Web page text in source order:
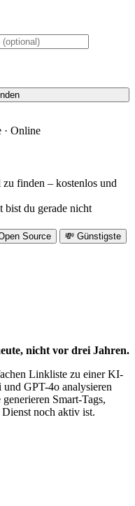
Online
finden – kostenlos und
bist du gerade nicht
Source 💸 Günstigste
nicht vor drei Jahren.
Linkliste zu einer KI-
GPT-4o analysieren
Smart-Tags,
noch aktiv ist.